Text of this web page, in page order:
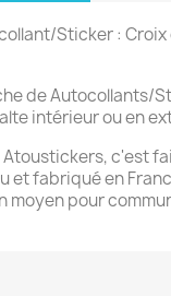
Sticker : Croix
de Autocollants/
intérieur ou en
Atoustickers, c'est
et fabriqué en
moyen pour